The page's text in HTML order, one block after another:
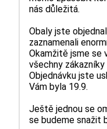
nás důležitá.
Obaly jste
zaznamenali
Okamžitě jsme se
všechny
Objednávku jste
Vám byla 19.9.
Ještě jednou se
se budeme snažit